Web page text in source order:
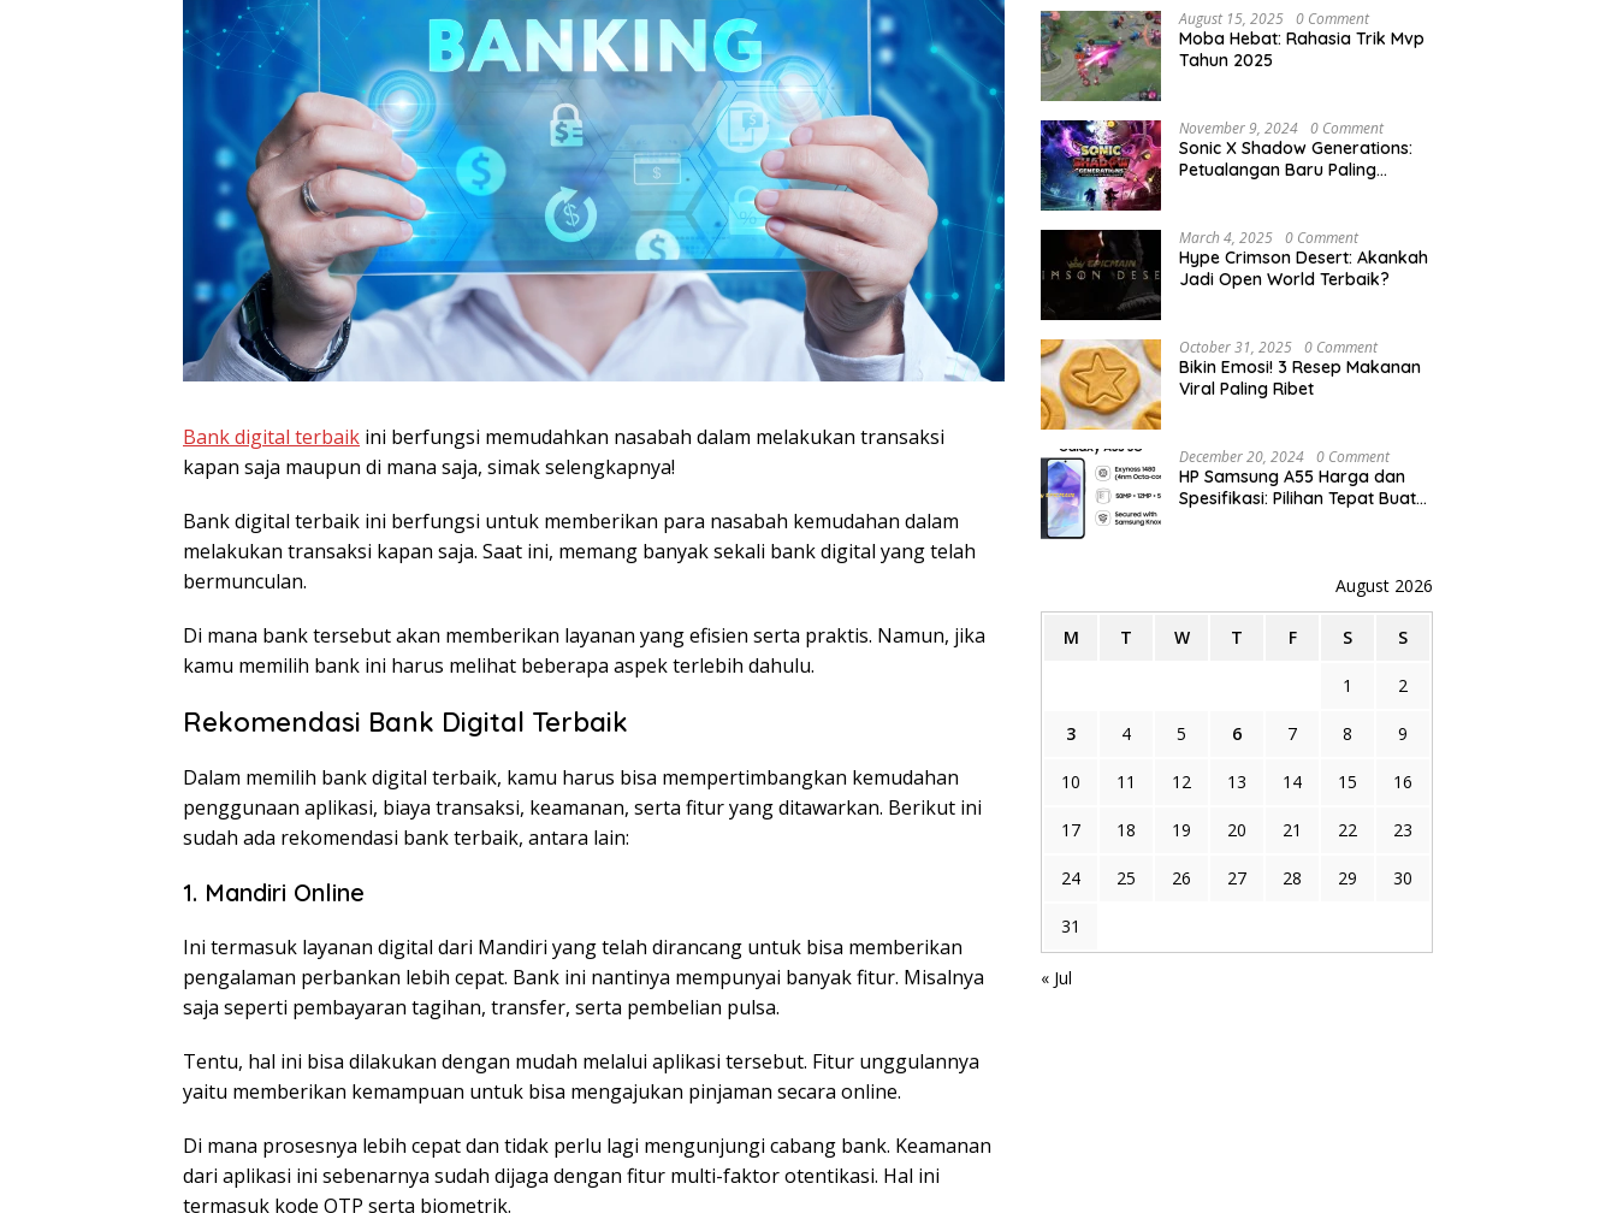
Bank digital terbaik ini berfungsi memudahkan nasabah dalam melakukan transaksi
kapan saja maupun di mana saja, simak selengkapnya!
Bank digital terbaik ini berfungsi untuk memberikan para nasabah kemudahan dalam
melakukan transaksi kapan saja. Saat ini, memang banyak sekali bank digital yang telah
bermunculan.
Di mana bank tersebut akan memberikan layanan yang efisien serta praktis. Namun, jika
kamu memilih bank ini harus melihat beberapa aspek terlebih dahulu.
Rekomendasi Bank Digital Terbaik
Dalam memilih bank digital terbaik, kamu harus bisa mempertimbangkan kemudahan
penggunaan aplikasi, biaya transaksi, keamanan, serta fitur yang ditawarkan. Berikut ini
sudah ada rekomendasi bank terbaik, antara lain:
1. Mandiri Online
Ini termasuk layanan digital dari Mandiri yang telah dirancang untuk bisa memberikan
pengalaman perbankan lebih cepat. Bank ini nantinya mempunyai banyak fitur. Misalnya
saja seperti pembayaran tagihan, transfer, serta pembelian pulsa.
Tentu, hal ini bisa dilakukan dengan mudah melalui aplikasi tersebut. Fitur unggulannya
yaitu memberikan kemampuan untuk bisa mengajukan pinjaman secara online.
Di mana prosesnya lebih cepat dan tidak perlu lagi mengunjungi cabang bank. Keamanan
dari aplikasi ini sebenarnya sudah dijaga dengan fitur multi-faktor otentikasi. Hal ini
termasuk kode OTP serta biometrik.
August 15, 2025 0 Comment
Moba Hebat: Rahasia Trik Mvp
Tahun 2025
November 9, 2024 0 Comment
Sonic X Shadow Generations:
Petualangan Baru Paling
March 4, 2025 0 Comment
Hype Crimson Desert: Akankah
Jadi Open World Terbaik?
October 31, 2025 0 Comment
Bikin Emosi! 3 Resep Makanan
Viral Paling Ribet
December 20, 2024 0 Comment
HP Samsung A55 Harga dan
Spesifikasi: Pilihan Tepat Buat
August 2026
M T W T F S S
1 2
3 4 5 6 7 8 9
10 11 12 13 14 15 16
17 18 19 20 21 22 23
24 25 26 27 28 29 30
31
« Jul